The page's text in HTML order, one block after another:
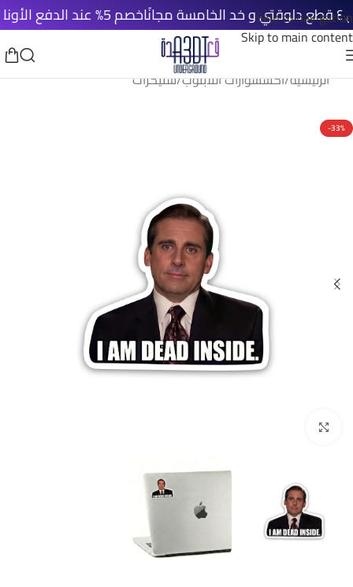
Skip to navigation
Skip to main content
خصم 5% عند الدفع الأونلاين
الرئيسية/اكسسوارات اللابتوب/ستيكرات
-33%